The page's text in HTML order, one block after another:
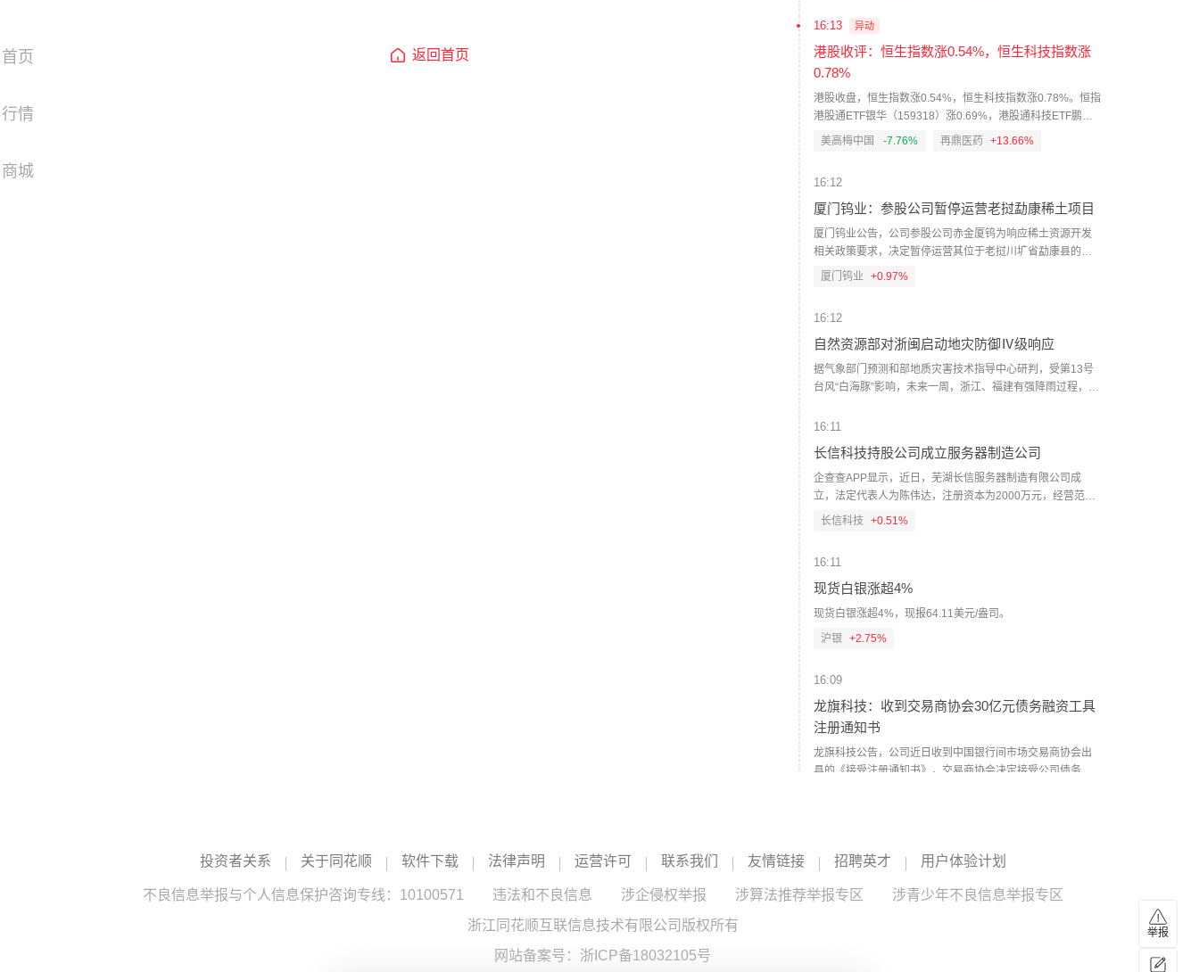
首页
行情
商城
返回首页
16:13 异动
港股收评：恒生指数涨0.54%，恒生科技指数涨
0.78%
港股收盘，恒生指数涨0.54%，恒生科技指数涨0.78%。恒指
港股通ETF银华（159318）涨0.69%，港股通科技ETF鹏华
（159751）涨1.45%。板块方面，加密货币挖矿、林业板块
16.18%，智谱涨14.63%，太平洋航运涨13.77%；美高梅中
国跌7.76%，现代牧业跌6.94%，晋景新能跌5.94%，沪上阿
美高梅中国 -7.76% 再鼎医药 +13.66%
16:12
厦门钨业：参股公司暂停运营老挝勐康稀土项目
厦门钨业公告，公司参股公司赤金厦钨为响应稀土资源开发
相关政策要求，决定暂停运营其位于老挝川圹省勐康县的勐
康稀土矿项目。该项目目前处于试生产阶段，2025年度生产
解决方案。
厦门钨业 +0.97%
16:12
自然资源部对浙闽启动地灾防御Ⅳ级响应
据气象部门预测和部地质灾害技术指导中心研判，受第13号
台风“白海豚”影响，未来一周，浙江、福建有强降雨过程，浙
月7日15时对浙江、福建启动地质灾害防御IV级响应。自然资
忧患意识，强化底线思维和极限思维，高度重视强降雨引发
地质灾害防范应对，及时组织开展巡查排查，切实做好监测
预警、会商研判、灾情险情处置和值班值守、信息报送等工
作；中国地质调查局、自然资源部部地质灾害技术指导中心
加强会商研判和专家调度，全力协助地方做好地质灾害防御
16:11
长信科技持股公司成立服务器制造公司
企查查APP显示，近日，芜湖长信服务器制造有限公司成
立，法定代表人为陈伟达，注册资本为2000万元，经营范围
包含：人工智能应用软件开发；云计算设备销售；云计算设
公司全资持股。（人民财讯）
长信科技 +0.51%
16:11
现货白银涨超4%
现货白银涨超4%，现报64.11美元/盎司。
沪银
+2.75%
16:09
龙旗科技：收到交易商协会30亿元债务融资工具
注册通知书
龙旗科技公告，公司近日收到中国银行间市场交易商协会出
具的《接受注册通知书》，交易商协会决定接受公司债务融
纵横股份：上交所终止公司向特定对象发行股票
审核
投资者关系 关于同花顺 软件下载 法律声明 运营许可 联系我们 友情链接 招聘英才 用户体验计划
不良信息举报与个人信息保护咨询专线：10100571 违法和不良信息 涉企侵权举报 涉算法推荐举报专区
涉青少年不良信息举报专区
浙江同花顺互联信息技术有限公司版权所有
网站备案号： 浙ICP备18032105号
举报